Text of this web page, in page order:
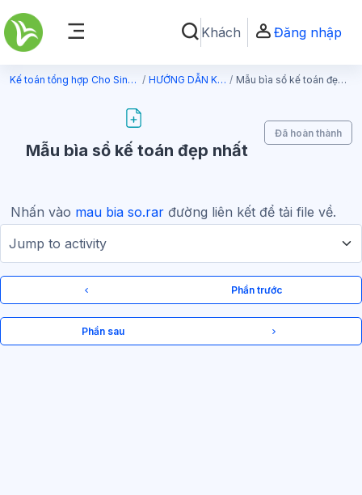
Chuyển tới nội dung chính
Bảng điều khiển cạnh
Chuyển đổi chọn tìm kiếm
Khách Đăng nhập
Kế toán tổng hợp Cho Sinh Viên HƯỚNG DẪN KHÁC Mẫu bìa sổ kế toán đẹp nhất
Mẫu bìa sổ kế toán đẹp nhất
Đã hoàn thành
Nhấn vào mau bia so.rar đường liên kết để tải file về.
Phần trước
Phần sau